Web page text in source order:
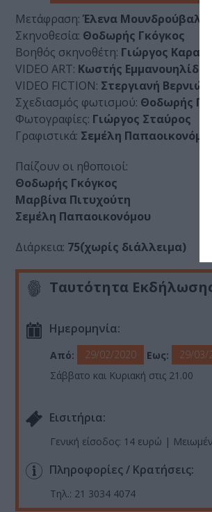
Μετάφραση: Έλενα Μουνδρούβαλη
Σκηνοθεσία: Θοδωρής Γκόγκος
Βοηθός σκηνοθέτη: Γιώργος
VIDEO ART: Κωστής Εμμανουηλίδης
VIDEO FICTION: Στεργιανή
Σχεδιασμός φωτισμού: Θοδωρής
Φωτογραφίες: Γιώργος Σταύρος
Γραφιστικά: Σεμέλη Παπαοικονόμου
Παίζουν οι ηθοποιοί:
Θοδωρής Γκόγκος
Μαρβίνα Πιτυχούτη
Σεμέλη Παπαοικονόμου
Διάρκεια: 75΄(χωρίς διάλλειμα)
Ταυτότητα
Ημερομηνία:
Από: 29/02/2020 Εως:
29/03/
Σάββατο και Κυριακή στις 21.00
Eισιτήρια:
Γενική είσοδος: 14 ευρώ |
Πληροφορίες / Κρατήσεις:
Τηλ.: 21 3034 4074